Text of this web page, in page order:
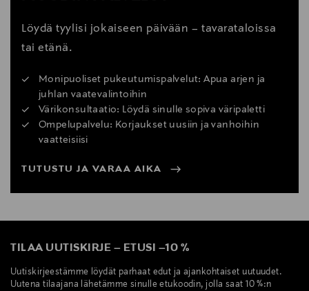
Löydä tyylisi jokaiseen päivään – tavarataloissa
tai etänä.
Monipuoliset pukeutumispalvelut: Apua arjen ja
juhlan vaatevalintoihin
Värikonsultaatio: Löydä sinulle sopiva väripaletti
Ompelupalvelu: Korjaukset uusiin ja vanhoihin
vaatteisiisi
TUTUSTU JA VARAA AIKA
TILAA UUTISKIRJE – ETUSI –10 %
Uutiskirjeestämme löydät parhaat edut ja ajankohtaiset uutuudet.
Uutena tilaajana lähetämme sinulle etukoodin, jolla saat 10 %:n